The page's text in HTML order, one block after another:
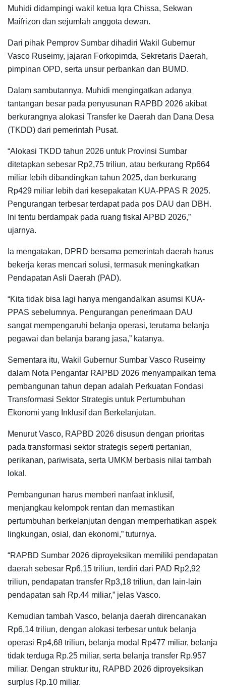
Muhidi didampingi wakil ketua Iqra Chissa, Sekwan
Maifrizon dan sejumlah anggota dewan.
Dari pihak Pemprov Sumbar dihadiri Wakil Gubernur
Vasco Ruseimy, jajaran Forkopimda, Sekretaris Daerah,
pimpinan OPD, serta unsur perbankan dan BUMD.
Dalam sambutannya, Muhidi mengingatkan adanya
tantangan besar pada penyusunan RAPBD 2026 akibat
berkurangnya alokasi Transfer ke Daerah dan Dana Desa
(TKDD) dari pemerintah Pusat.
“Alokasi TKDD tahun 2026 untuk Provinsi Sumbar
ditetapkan sebesar Rp2,75 triliun, atau berkurang Rp664
miliar lebih dibandingkan tahun 2025, dan berkurang
Rp429 miliar lebih dari kesepakatan KUA-PPAS R 2025.
Pengurangan terbesar terdapat pada pos DAU dan DBH.
Ini tentu berdampak pada ruang fiskal APBD 2026,”
ujarnya.
Ia mengatakan, DPRD bersama pemerintah daerah harus
bekerja keras mencari solusi, termasuk meningkatkan
Pendapatan Asli Daerah (PAD).
“Kita tidak bisa lagi hanya mengandalkan asumsi KUA-
PPAS sebelumnya. Pengurangan penerimaan DAU
sangat mempengaruhi belanja operasi, terutama belanja
pegawai dan belanja barang jasa,” katanya.
Sementara itu, Wakil Gubernur Sumbar Vasco Ruseimy
dalam Nota Pengantar RAPBD 2026 menyampaikan tema
pembangunan tahun depan adalah Perkuatan Fondasi
Transformasi Sektor Strategis untuk Pertumbuhan
Ekonomi yang Inklusif dan Berkelanjutan.
Menurut Vasco, RAPBD 2026 disusun dengan prioritas
pada transformasi sektor strategis seperti pertanian,
perikanan, pariwisata, serta UMKM berbasis nilai tambah
lokal.
Pembangunan harus memberi nanfaat inklusif,
menjangkau kelompok rentan dan memastikan
pertumbuhan berkelanjutan dengan memperhatikan aspek
lingkungan, osial, dan ekonomi,” tuturnya.
“RAPBD Sumbar 2026 diproyeksikan memiliki pendapatan
daerah sebesar Rp6,15 triliun, terdiri dari PAD Rp2,92
triliun, pendapatan transfer Rp3,18 triliun, dan lain-lain
pendapatan sah Rp.44 miliar,” jelas Vasco.
Kemudian tambah Vasco, belanja daerah direncanakan
Rp6,14 triliun, dengan alokasi terbesar untuk belanja
operasi Rp4,68 triliun, belanja modal Rp477 miliar, belanja
tidak terduga Rp.25 miliar, serta belanja transfer Rp.957
miliar. Dengan struktur itu, RAPBD 2026 diproyeksikan
surplus Rp.10 miliar.